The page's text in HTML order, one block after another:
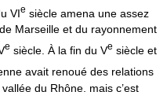
VIe siècle amena une assez
Marseille et du rayonnement
e siècle. À la fin du Ve siècle et
avait renoué des relations
du Rhône, mais c’est